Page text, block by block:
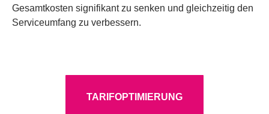
Gesamtkosten signifikant zu senken und gleichzeitig den
Serviceumfang zu verbessern.
TARIFOPTIMIERUNG